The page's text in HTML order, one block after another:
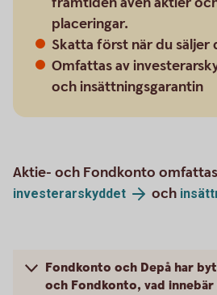
placeringar.
Skatta först när du säljer
Omfattas av
och insättningsgarantin
Aktie- och Fondkonto
investerarskyddet och
Fondkonto och Depå har
och Fondkonto, vad